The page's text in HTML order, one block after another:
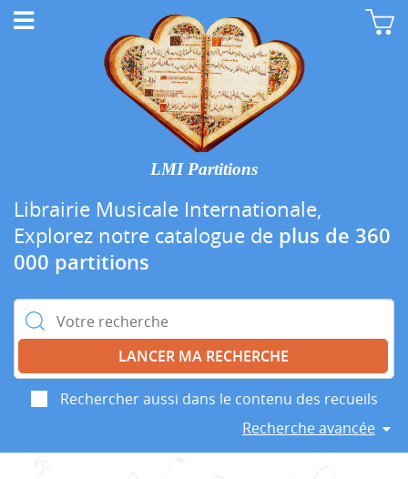
LMI Partitions
Librairie Musicale Internationale,
Explorez notre catalogue de plus de 360
000 partitions
Rechercher :
Rechercher aussi dans le contenu des recueils
Recherche avancée